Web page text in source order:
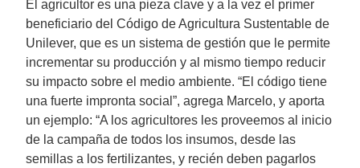
El agricultor es una pieza clave y a la vez el primer
beneficiario del Código de Agricultura Sustentable de
Unilever, que es un sistema de gestión que le permite
incrementar su producción y al mismo tiempo reducir
su impacto sobre el medio ambiente. “El código tiene
una fuerte impronta social”, agrega Marcelo, y aporta
un ejemplo: “A los agricultores les proveemos al inicio
de la campaña de todos los insumos, desde las
semillas a los fertilizantes, y recién deben pagarlos